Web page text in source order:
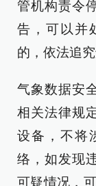
管机构责令
告，可以并
的，依法追究
气象数据安
相关法律规
设备，不将
络，如发现
可疑情况，